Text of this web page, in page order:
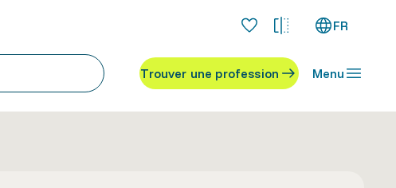
FR
Trouver une profession Menu